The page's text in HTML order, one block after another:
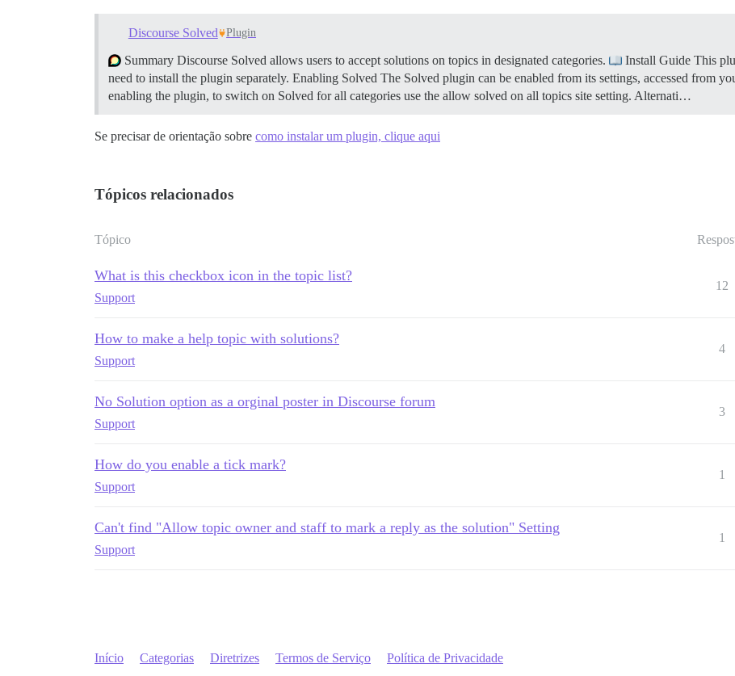
Discourse Solved Plugin
Summary Discourse Solved allows users to accept solutions on topics in designated categories.
Install Guide This
need to install the plugin separately. Enabling Solved The Solved plugin can be enabled from its settings, accessed from
enabling the plugin, to switch on Solved for all categories use the allow solved on all topics site setting. Alternati…
Se precisar de orientação sobre como instalar um plugin, clique aqui
Tópicos relacionados
Tópico
What is this checkbox icon in the topic list?
Support
12
How to make a help topic with solutions?
Support
4
No Solution option as a orginal poster in Discourse forum
Support
3
How do you enable a tick mark?
Support
1
Can't find "Allow topic owner and staff to mark a reply as the solution" Setting
Support
1
Início Categorias Diretrizes Termos de Serviço Política de Privacidade